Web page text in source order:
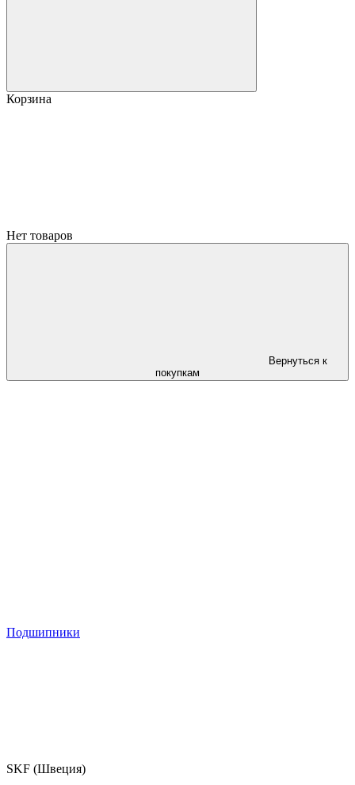
Корзина
Нет товаров
Вернуться к
покупкам
Подшипники
SKF (Швеция)